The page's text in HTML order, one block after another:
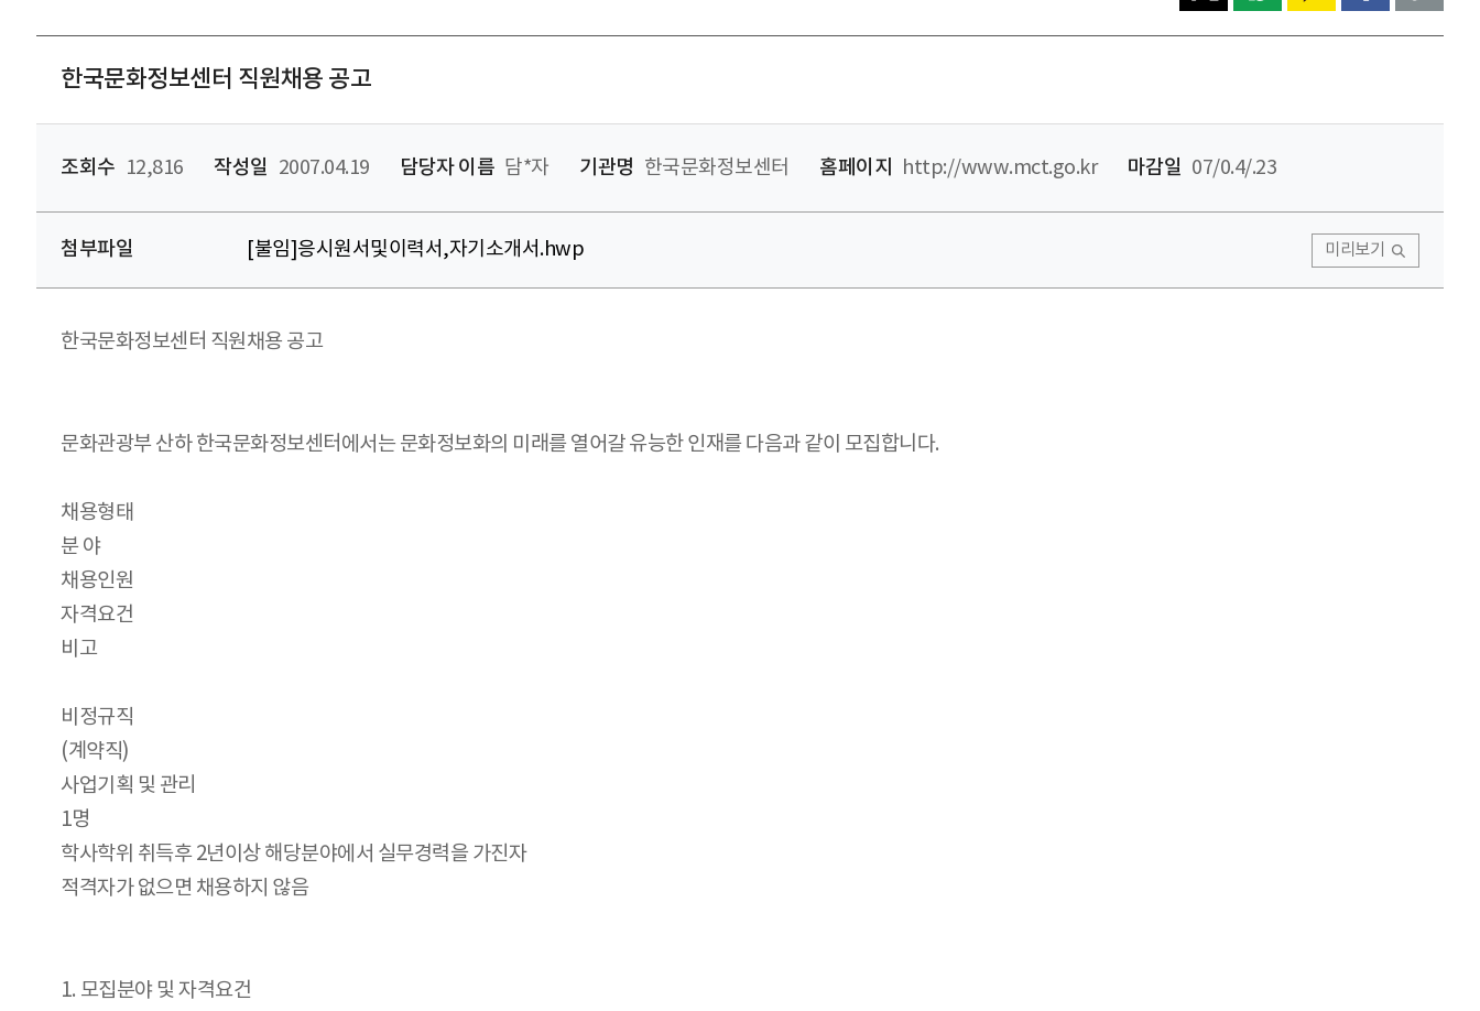
한국문화정보센터 직원채용 공고
조회수 12,816 작성일 2007.04.19 담당자 이름 담*자 기관명 한국문화정보센터 홈페이지 http://www.mct.go.kr 마감일 07/0.4/.23
첨부파일 [불임]응시원서및이력서,자기소개서.hwp 미리보기
한국문화정보센터 직원채용 공고
문화관광부 산하 한국문화정보센터에서는 문화정보화의 미래를 열어갈 유능한 인재를 다음과 같이 모집합니다.
채용형태
분 야
채용인원
자격요건
비고
비정규직
(계약직)
사업기획 및 관리
1명
학사학위 취득후 2년이상 해당분야에서 실무경력을 가진자
적격자가 없으면 채용하지 않음
1. 모집분야 및 자격요건